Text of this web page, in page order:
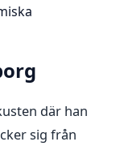
där han
sig från